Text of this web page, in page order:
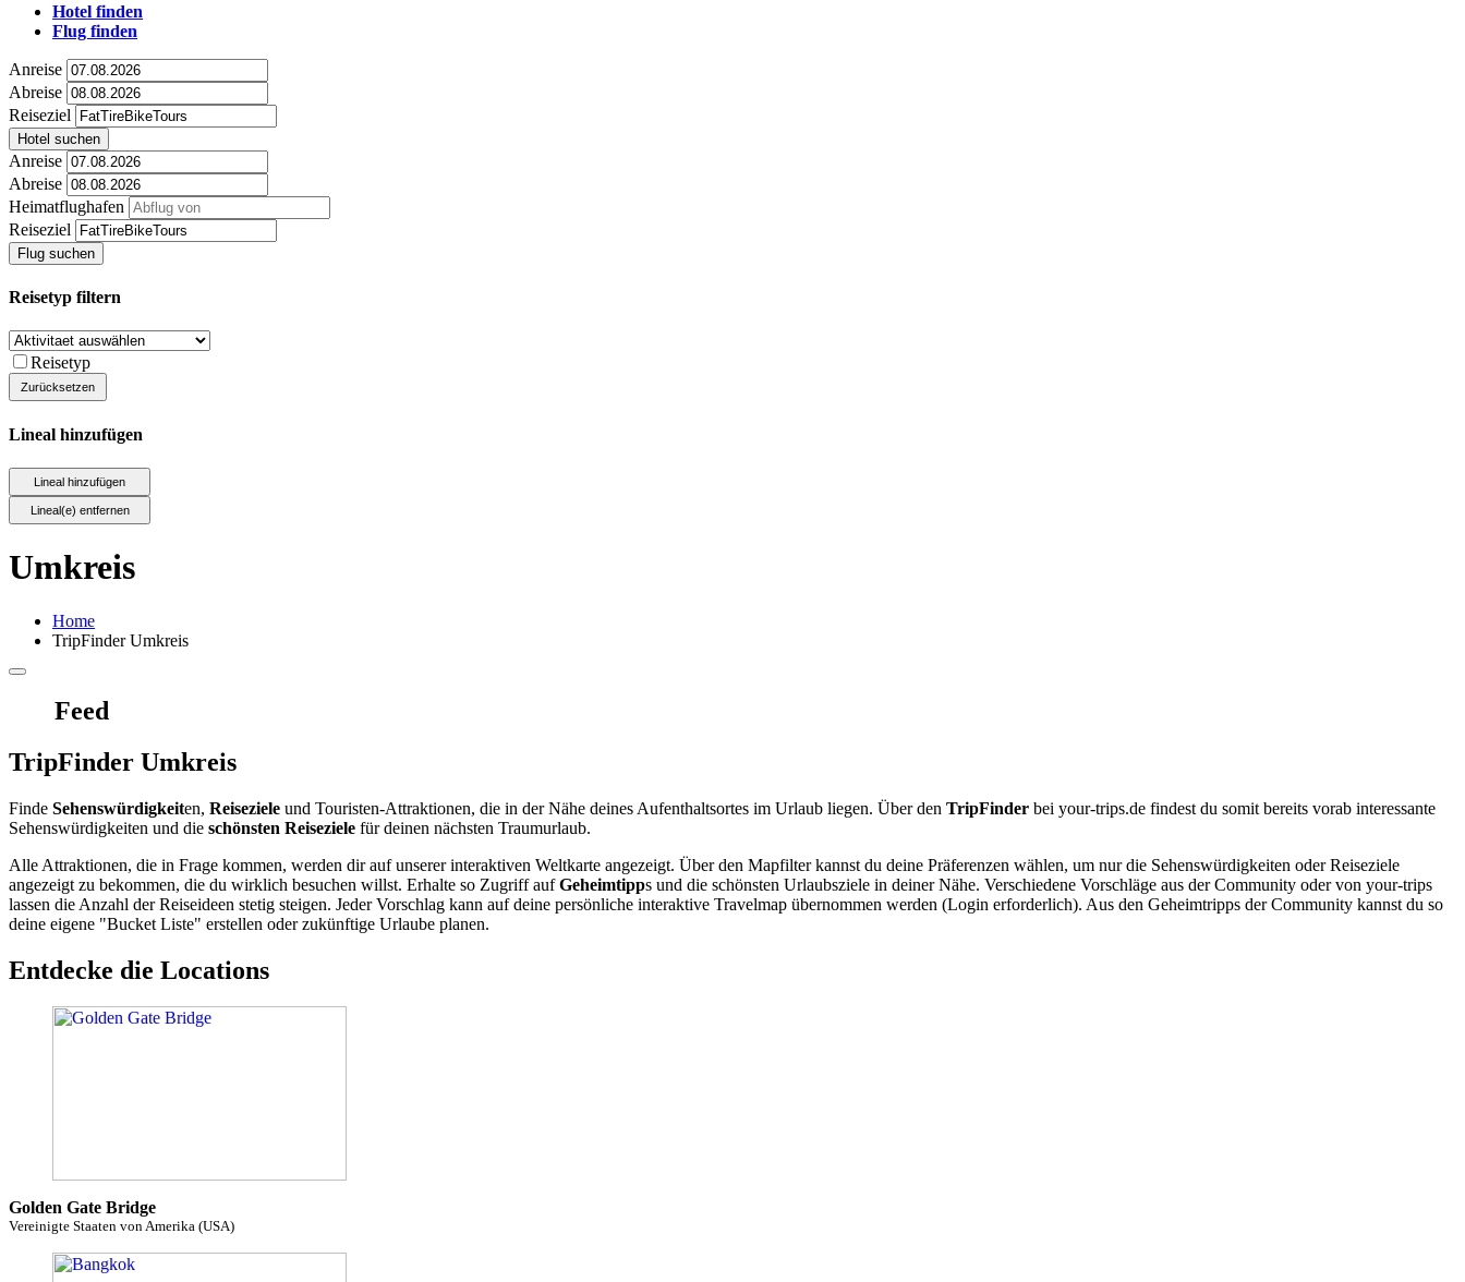
Hotel finden
Flug finden
Anreise
Abreise
Reiseziel
Hotel suchen
Anreise
Abreise
Heimatflughafen
Reiseziel
Flug suchen
Reisetyp filtern
Reisetyp
Lineal hinzufügen
Umkreis
Home
TripFinder Umkreis
Feed
TripFinder Umkreis
Finde Sehenswürdigkeiten, Reiseziele und Touristen-Attraktionen, die in der Nähe deines Aufenthaltsortes im Urlaub liegen. Über den TripFinder bei your-trips.de findest du somit bereits vorab interessante
Sehenswürdigkeiten und die schönsten Reiseziele für deinen nächsten Traumurlaub.
Alle Attraktionen, die in Frage kommen, werden dir auf unserer interaktiven Weltkarte angezeigt. Über den Mapfilter kannst du deine Präferenzen wählen, um nur die Sehenswürdigkeiten oder Reiseziele
angezeigt zu bekommen, die du wirklich besuchen willst. Erhalte so Zugriff aufGeheimtipps und die schönsten Urlaubsziele in deiner Nähe. Verschiedene Vorschläge aus der Community oder von your-trips
lassen die Anzahl der Reiseideen stetig steigen. Jeder Vorschlag kann auf deine persönliche interaktive Travelmap übernommen werden (Login erforderlich). Aus den Geheimtripps der Community kannst du so
deine eigene "Bucket Liste" erstellen oder zukünftige Urlaube planen.
Entdecke die Locations
Golden Gate Bridge
Vereinigte Staaten von Amerika (USA)